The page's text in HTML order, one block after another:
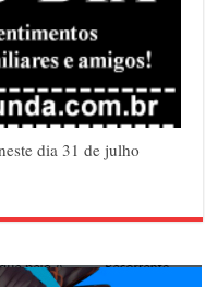
dia 31 de julho